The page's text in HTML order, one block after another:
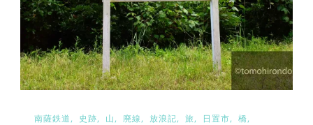
南薩鉄道 史跡 山 廃線 放浪記 旅 日置市
橋